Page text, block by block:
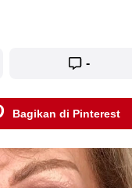
-
Bagikan di Pinterest